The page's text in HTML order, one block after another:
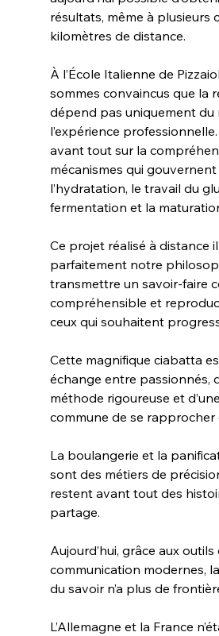
résultats, même à plusieurs
kilomètres de distance.
À l’École Italienne de
sommes convaincus que la
dépend pas uniquement du
l’expérience
avant tout sur la
mécanismes qui
l’hydratation, le travail du
fermentation et la
Ce projet réalisé à distance
parfaitement notre
transmettre un savoir-faire
compréhensible et
ceux qui souhaitent
Cette magnifique ciabatta
échange entre passionnés,
méthode rigoureuse et
commune de se rapprocher
La boulangerie et la
sont des métiers de
restent avant tout des
partage.
Aujourd’hui, grâce aux outils
communication modernes,
du savoir n’a plus de
L’Allemagne et la France